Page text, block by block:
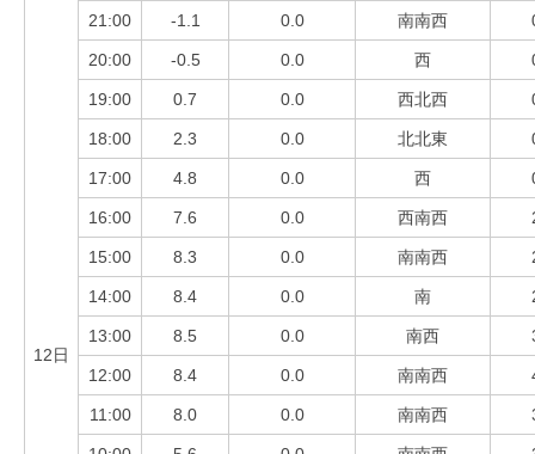
12日
21:00 -1.1 0.0 南南西
20:00 -0.5 0.0 西
19:00 0.7 0.0 西北西
18:00 2.3 0.0 北北東
17:00 4.8 0.0 西
16:00 7.6 0.0 西南西
15:00 8.3 0.0 南南西
14:00 8.4 0.0 南
13:00 8.5 0.0 南西
12:00 8.4 0.0 南南西
11:00 8.0 0.0 南南西